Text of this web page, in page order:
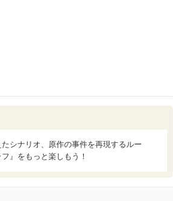
シナリオ、原作の事件を再現するルー
』をもっと楽しもう！